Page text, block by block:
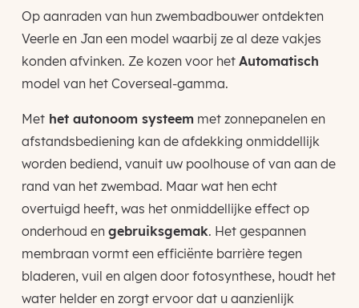
Op aanraden van hun zwembadbouwer ontdekten
Veerle en Jan een model waarbij ze al deze vakjes
konden afvinken. Ze kozen voor het Automatisch
model van het Coverseal-gamma.
Methet autonoom systeem met zonnepanelen en
afstandsbediening kan de afdekking onmiddellijk
worden bediend, vanuit uw poolhouse of van aan de
rand van het zwembad. Maar wat hen echt
overtuigd heeft, was het onmiddellijke effect op
onderhoud en gebruiksgemak. Het gespannen
membraan vormt een efficiënte barrière tegen
bladeren, vuil en algen door fotosynthese, houdt het
water helder en zorgt ervoor dat u aanzienlijk